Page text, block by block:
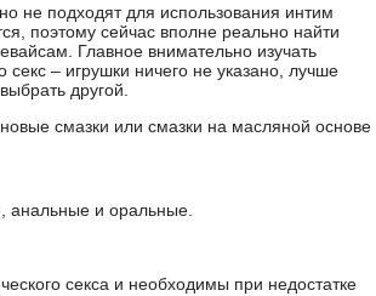
не подходят для использования интим
поэтому сейчас вполне реально найти
Главное внимательно изучать
– игрушки ничего не указано, лучше
другой.
смазки или смазки на масляной основе
анальные и оральные.
секса и необходимы при недостатке